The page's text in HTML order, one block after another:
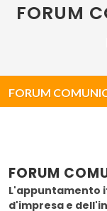
FORUM
FORUM
FORUM
L'appuntamento
d'impresa e